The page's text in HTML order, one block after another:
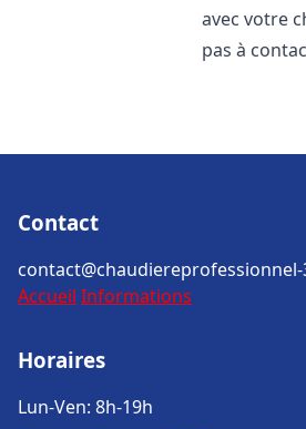
avec votre
pas à
Contact
Accueil Informations
Horaires
Lun-Ven: 8h-19h